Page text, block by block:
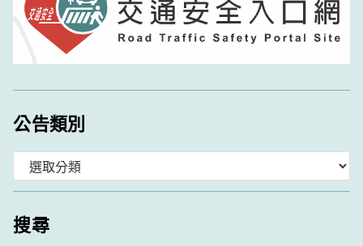
公告類別
類
搜尋